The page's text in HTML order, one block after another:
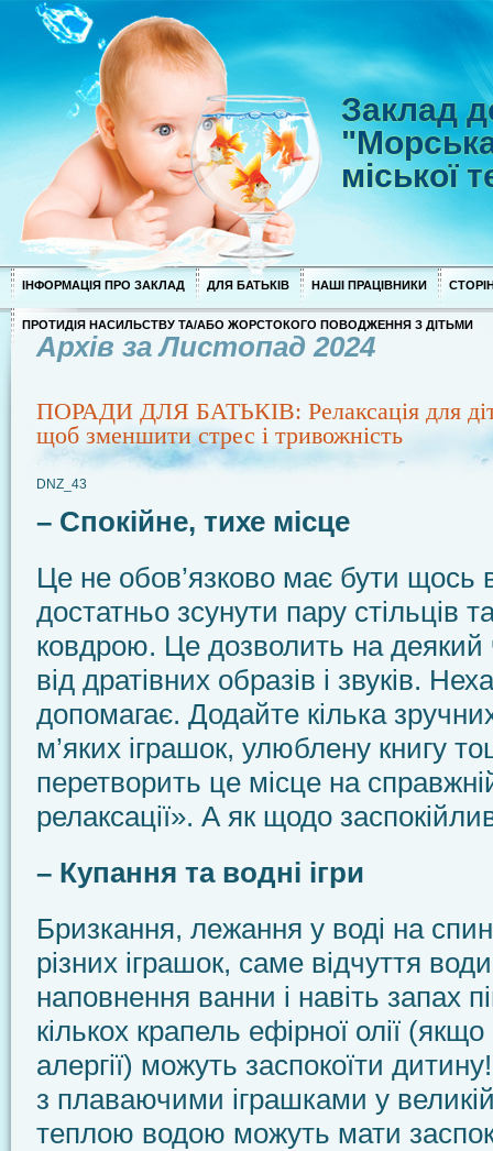
Заклад
міської
ІНФОРМАЦІЯ ПРО ЗАКЛАД ДЛЯ БАТЬКІВ НАШІ ПРАЦІВНИКИ
ПРОТИДІЯ НАСИЛЬСТВУ ТА/АБО ЖОРСТОКОГО ПОВОДЖЕННЯ З ДІТЬМИ
Архів за Листопад 2024
ПОРАДИ ДЛЯ БАТЬКІВ: Релаксація для
щоб зменшити стрес і тривожність
DNZ_43
– Спокійне, тихе місце
Це не обов’язково має бути щось
достатньо зсунути пару стільців
ковдрою. Це дозволить на деякий
від дратівних образів і звуків.
допомагає. Додайте кілька
м’яких іграшок, улюблену книгу
перетворить це місце на
релаксації». А як щодо
– Купання та водні ігри
Бризкання, лежання у воді на
різних іграшок, саме відчуття
наповнення ванни і навіть запах
кількох крапель ефірної олії
алергії) можуть заспокоїти дитину!
з плаваючими іграшками у
теплою водою можуть мати